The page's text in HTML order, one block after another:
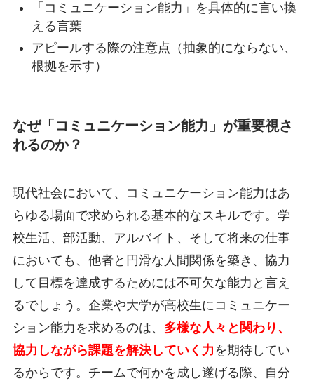
「コミュニケーション能力」を具体的に言い換
える言葉
アピールする際の注意点（抽象的にならない、
根拠を示す）
なぜ「コミュニケーション能力」が重要視さ
れるのか？
現代社会において、コミュニケーション能力はあ
らゆる場面で求められる基本的なスキルです。学
校生活、部活動、アルバイト、そして将来の仕事
においても、他者と円滑な人間関係を築き、協力
して目標を達成するためには不可欠な能力と言え
るでしょう。企業や大学が高校生にコミュニケー
ション能力を求めるのは、 多様な人々と関わり、
協力しながら課題を解決していく力 を期待してい
るからです。チームで何かを成し遂げる際、自分